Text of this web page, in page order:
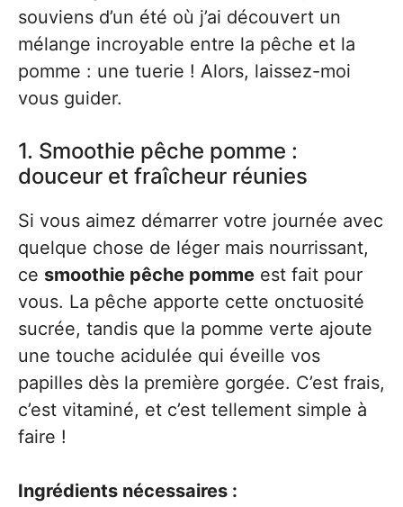
souviens d’un été où j’ai découvert un
mélange incroyable entre la pêche et la
pomme : une tuerie ! Alors, laissez-moi
vous guider.
1. Smoothie pêche pomme :
douceur et fraîcheur réunies
Si vous aimez démarrer votre journée avec
quelque chose de léger mais nourrissant,
ce smoothie pêche pomme est fait pour
vous. La pêche apporte cette onctuosité
sucrée, tandis que la pomme verte ajoute
une touche acidulée qui éveille vos
papilles dès la première gorgée. C’est frais,
c’est vitaminé, et c’est tellement simple à
faire !
Ingrédients nécessaires :